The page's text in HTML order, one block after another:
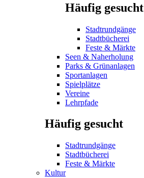
Häufig gesucht
Stadtrundgänge
Stadtbücherei
Feste & Märkte
Seen & Naherholung
Parks & Grünanlagen
Sportanlagen
Spielplätze
Vereine
Lehrpfade
Häufig gesucht
Stadtrundgänge
Stadtbücherei
Feste & Märkte
Kultur